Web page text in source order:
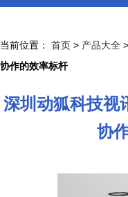
当前位置： 首页 > 产品大全 >
协作的效率标杆
深圳动狐科技视
协